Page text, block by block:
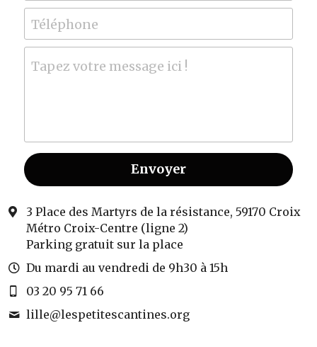
Téléphone
Tapez votre message ici !
Envoyer
3 Place des Martyrs de la résistance, 59170 Croix
Métro Croix-Centre (ligne 2)
Parking gratuit sur la place
Du mardi au vendredi de 9h30 à 15h
03 20 95 71 66
lille@lespetitescantines.org